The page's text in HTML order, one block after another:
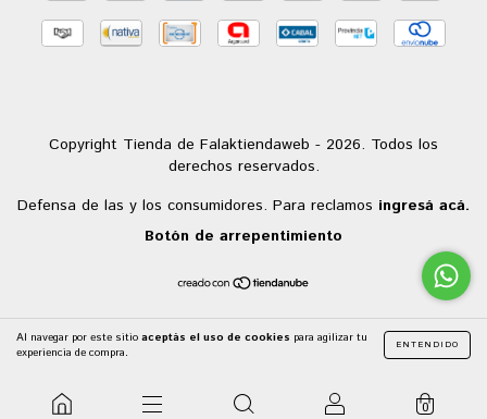
Al navegar por este sitio aceptás el uso de cookies para agilizar tu
experiencia de compra.
ENTENDIDO
0
Copyright Tienda de Falaktiendaweb - 2026. Todos los
derechos reservados.
Defensa de las y los consumidores. Para reclamos ingresá acá.
Botón de arrepentimiento